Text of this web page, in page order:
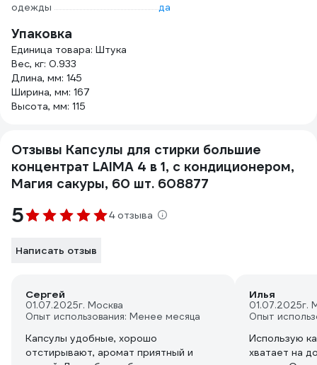
одежды
да
Упаковка
Единица товара: Штука
Вес, кг: 0.933
Длина, мм: 145
Ширина, мм: 167
Высота, мм: 115
Отзывы Капсулы для стирки большие
концентрат LAIMA 4 в 1, с кондиционером,
Магия сакуры, 60 шт. 608877
5 4 отзыва
Написать отзыв
Сергей
01.07.2025г. Москва
Опыт использования: Менее месяца
Капсулы удобные, хорошо
отстирывают, аромат приятный и
Илья
01.07.2025г.
Опыт
Использую
хватает на